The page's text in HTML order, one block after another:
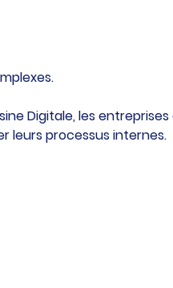
Digitale, les
leurs processus internes.